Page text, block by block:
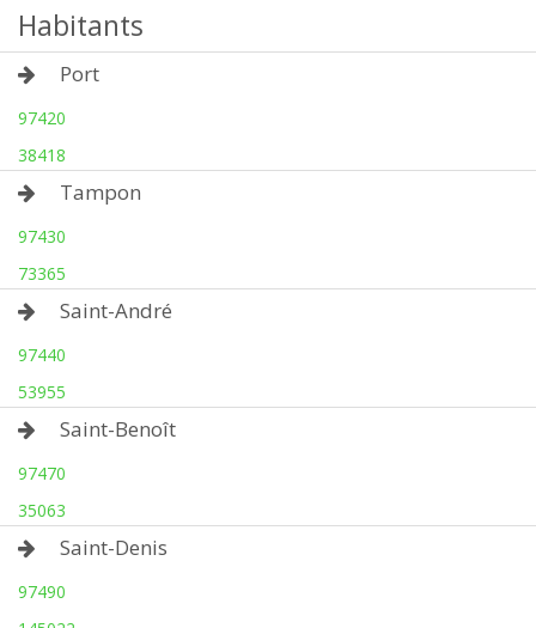
Habitants
Port
97420
38418
Tampon
97430
73365
Saint-André
97440
53955
Saint-Benoît
97470
35063
Saint-Denis
97490